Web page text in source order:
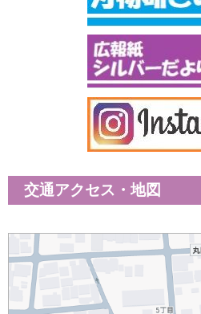
交通アクセス・地図